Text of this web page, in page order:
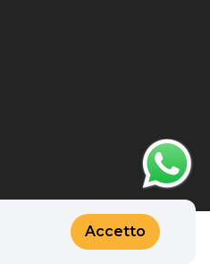
Accetto
Realizzato con